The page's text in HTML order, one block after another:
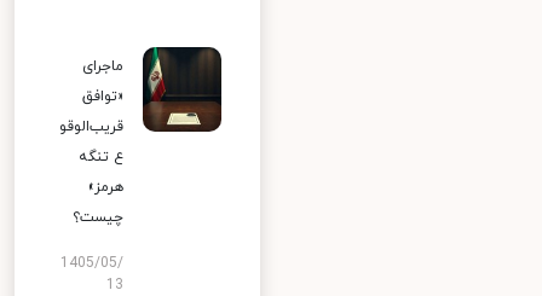
ماجرای
«توافق
قریب‌الوقو
ع تنگه
هرمز»
چیست؟
1405/05/
13